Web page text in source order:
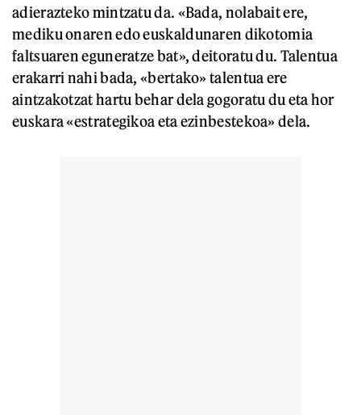
adierazteko mintzatu da. «Bada, nolabait ere,
mediku onaren edo euskaldunaren dikotomia
faltsuaren eguneratze bat», deitoratu du. Talentua
erakarri nahi bada, «bertako» talentua ere
aintzakotzat hartu behar dela gogoratu du eta hor
euskara «estrategikoa eta ezinbestekoa» dela.